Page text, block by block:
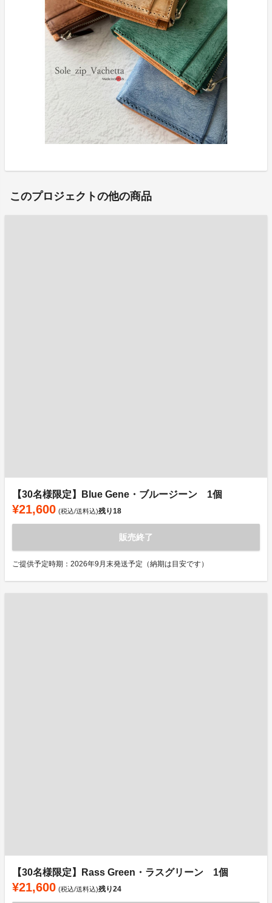
このプロジェクトの他の商品
【30名様限定】Blue Gene・ブルージーン 1個
¥21,600 (税込/送料込)残り18
販売終了
ご提供予定時期：2026年9月末発送予定（納期は目安です）
【30名様限定】Rass Green・ラスグリーン 1個
¥21,600 (税込/送料込)残り24